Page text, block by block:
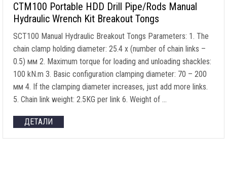
CTM100 Portable HDD Drill Pipe/Rods Manual
Hydraulic Wrench Kit Breakout Tongs
SCT100 Manual Hydraulic Breakout Tongs Parameters: 1. The
chain clamp holding diameter: 25.4 x (number of chain links –
0.5) мм 2. Maximum torque for loading and unloading shackles:
100 kN.m 3. Basic configuration clamping diameter: 70 – 200
мм 4. If the clamping diameter increases, just add more links.
5. Chain link weight: 2.5KG per link 6. Weight of …
ДЕТАЛИ